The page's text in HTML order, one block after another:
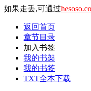
如果走丢,可通过
返回首页
章节目录
加入书签
我的书架
我的书签
TXT全本下载